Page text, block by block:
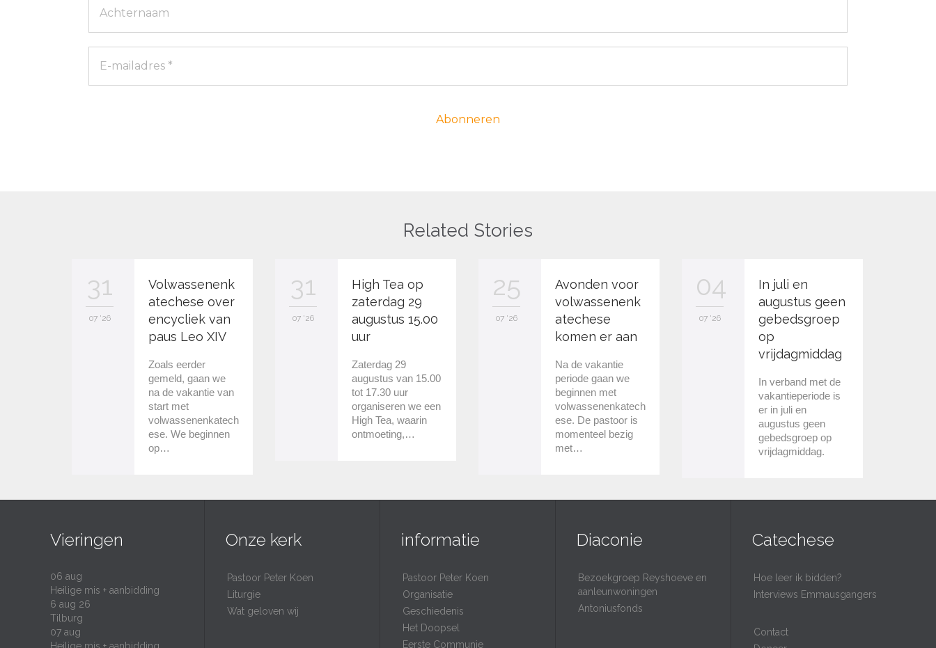
Related Stories
31
07 '26
Volwassenenk
atechese over
encycliek van
paus Leo XIV
Zoals eerder
gemeld, gaan we
na de vakantie van
start met
volwassenenkatech
ese. We beginnen
op…
31
07 '26
High Tea op
zaterdag 29
augustus 15.00
uur
Zaterdag 29
augustus van 15.00
tot 17.30 uur
organiseren we een
High Tea, waarin
ontmoeting,…
25
07 '26
Avonden voor
volwassenenk
atechese
komen er aan
Na de vakantie
periode gaan we
beginnen met
volwassenenkatech
ese. De pastoor is
momenteel bezig
met…
04
07 '26
In juli en
augustus geen
gebedsgroep
op
vrijdagmiddag
In verband met de
vakantieperiode is
er in juli en
augustus geen
gebedsgroep op
vrijdagmiddag.
Vieringen
06 aug
Heilige mis + aanbidding
6 aug 26
Tilburg
07 aug
Onze kerk
Pastoor Peter Koen
Liturgie
Wat geloven wij
informatie
Pastoor Peter Koen
Organisatie
Geschiedenis
Het Doopsel
Eerste Communie
Diaconie
Bezoekgroep Reyshoeve en
aanleunwoningen
Antoniusfonds
Catechese
Hoe leer ik bidden?
Interviews Emmausgangers
Contact